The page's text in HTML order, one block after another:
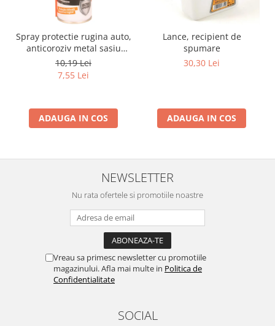
Spray protectie rugina auto,
anticoroziv metal sasiu
praguri usi aerosol, 200 ml
10,19 Lei
7,55 Lei
ADAUGA IN COS
Lance, recipient de
spumare
30,30 Lei
ADAUGA IN COS
NEWSLETTER
Nu rata ofertele si promotiile noastre
Vreau sa primesc newsletter cu promotiile
magazinului. Afla mai multe in Politica de
Confidentialitate
SOCIAL